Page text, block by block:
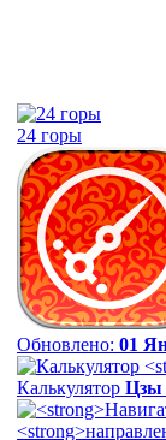
24 горы
Обновлено: 01
Калькулятор Цзы